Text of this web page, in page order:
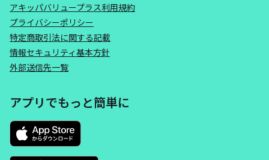
アキッパバリュープラス利用規約
プライバシーポリシー
特定商取引法に関する記載
情報セキュリティ基本方針
外部送信先一覧
アプリでもっと簡単に